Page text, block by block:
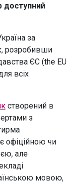
доступний
за
розробивши
ЄС (the EU
всіх
створений в
з
офіційною чи
але
мовою,